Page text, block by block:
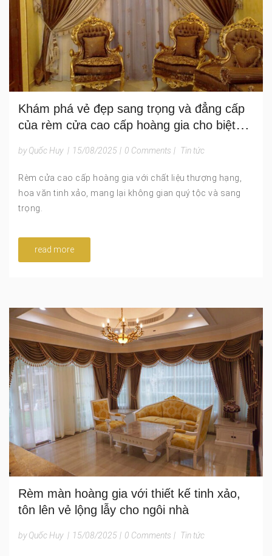
Khám phá vẻ đẹp sang trọng và đẳng cấp
của rèm cửa cao cấp hoàng gia cho biệt
by Quốc Huy | 15/08/2025 | 0 Comments | Tin tức
Rèm cửa cao cấp hoàng gia với chất liệu thượng hạng,
hoa văn tinh xảo, mang lại không gian quý tộc và sang
trọng.
read more
Rèm màn hoàng gia với thiết kế tinh xảo,
tôn lên vẻ lộng lẫy cho ngôi nhà
by Quốc Huy | 15/08/2025 | 0 Comments | Tin tức